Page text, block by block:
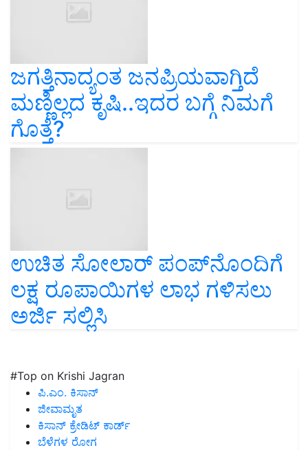
ಜಗತ್ತಿನಾದ್ಯಂತ ಜನಪ್ರಿಯವಾಗ್ತಿದೆ
ಮಣ್ಣಿಲ್ಲದ ಕೃಷಿ..ಇದರ ಬಗ್ಗೆ ನಿಮಗೆ
ಗೊತ್ತೆ?
ಉಚಿತ ಸೋಲಾರ್ ಪಂಪ್‌ನೊಂದಿಗೆ
ಲಕ್ಷ ರೂಪಾಯಿಗಳ ಲಾಭ ಗಳಿಸಲು
ಅರ್ಜಿ ಸಲ್ಲಿಸಿ
#Top on Krishi Jagran
ಪಿ.ಎಂ. ಕಿಸಾನ್
ಜೀವಾಮೃತ
ಕಿಸಾನ್ ಕ್ರೇಡಿಟ್ ಕಾರ್ಡ್
ಬೆಳೆಗಳ ರೋಗ